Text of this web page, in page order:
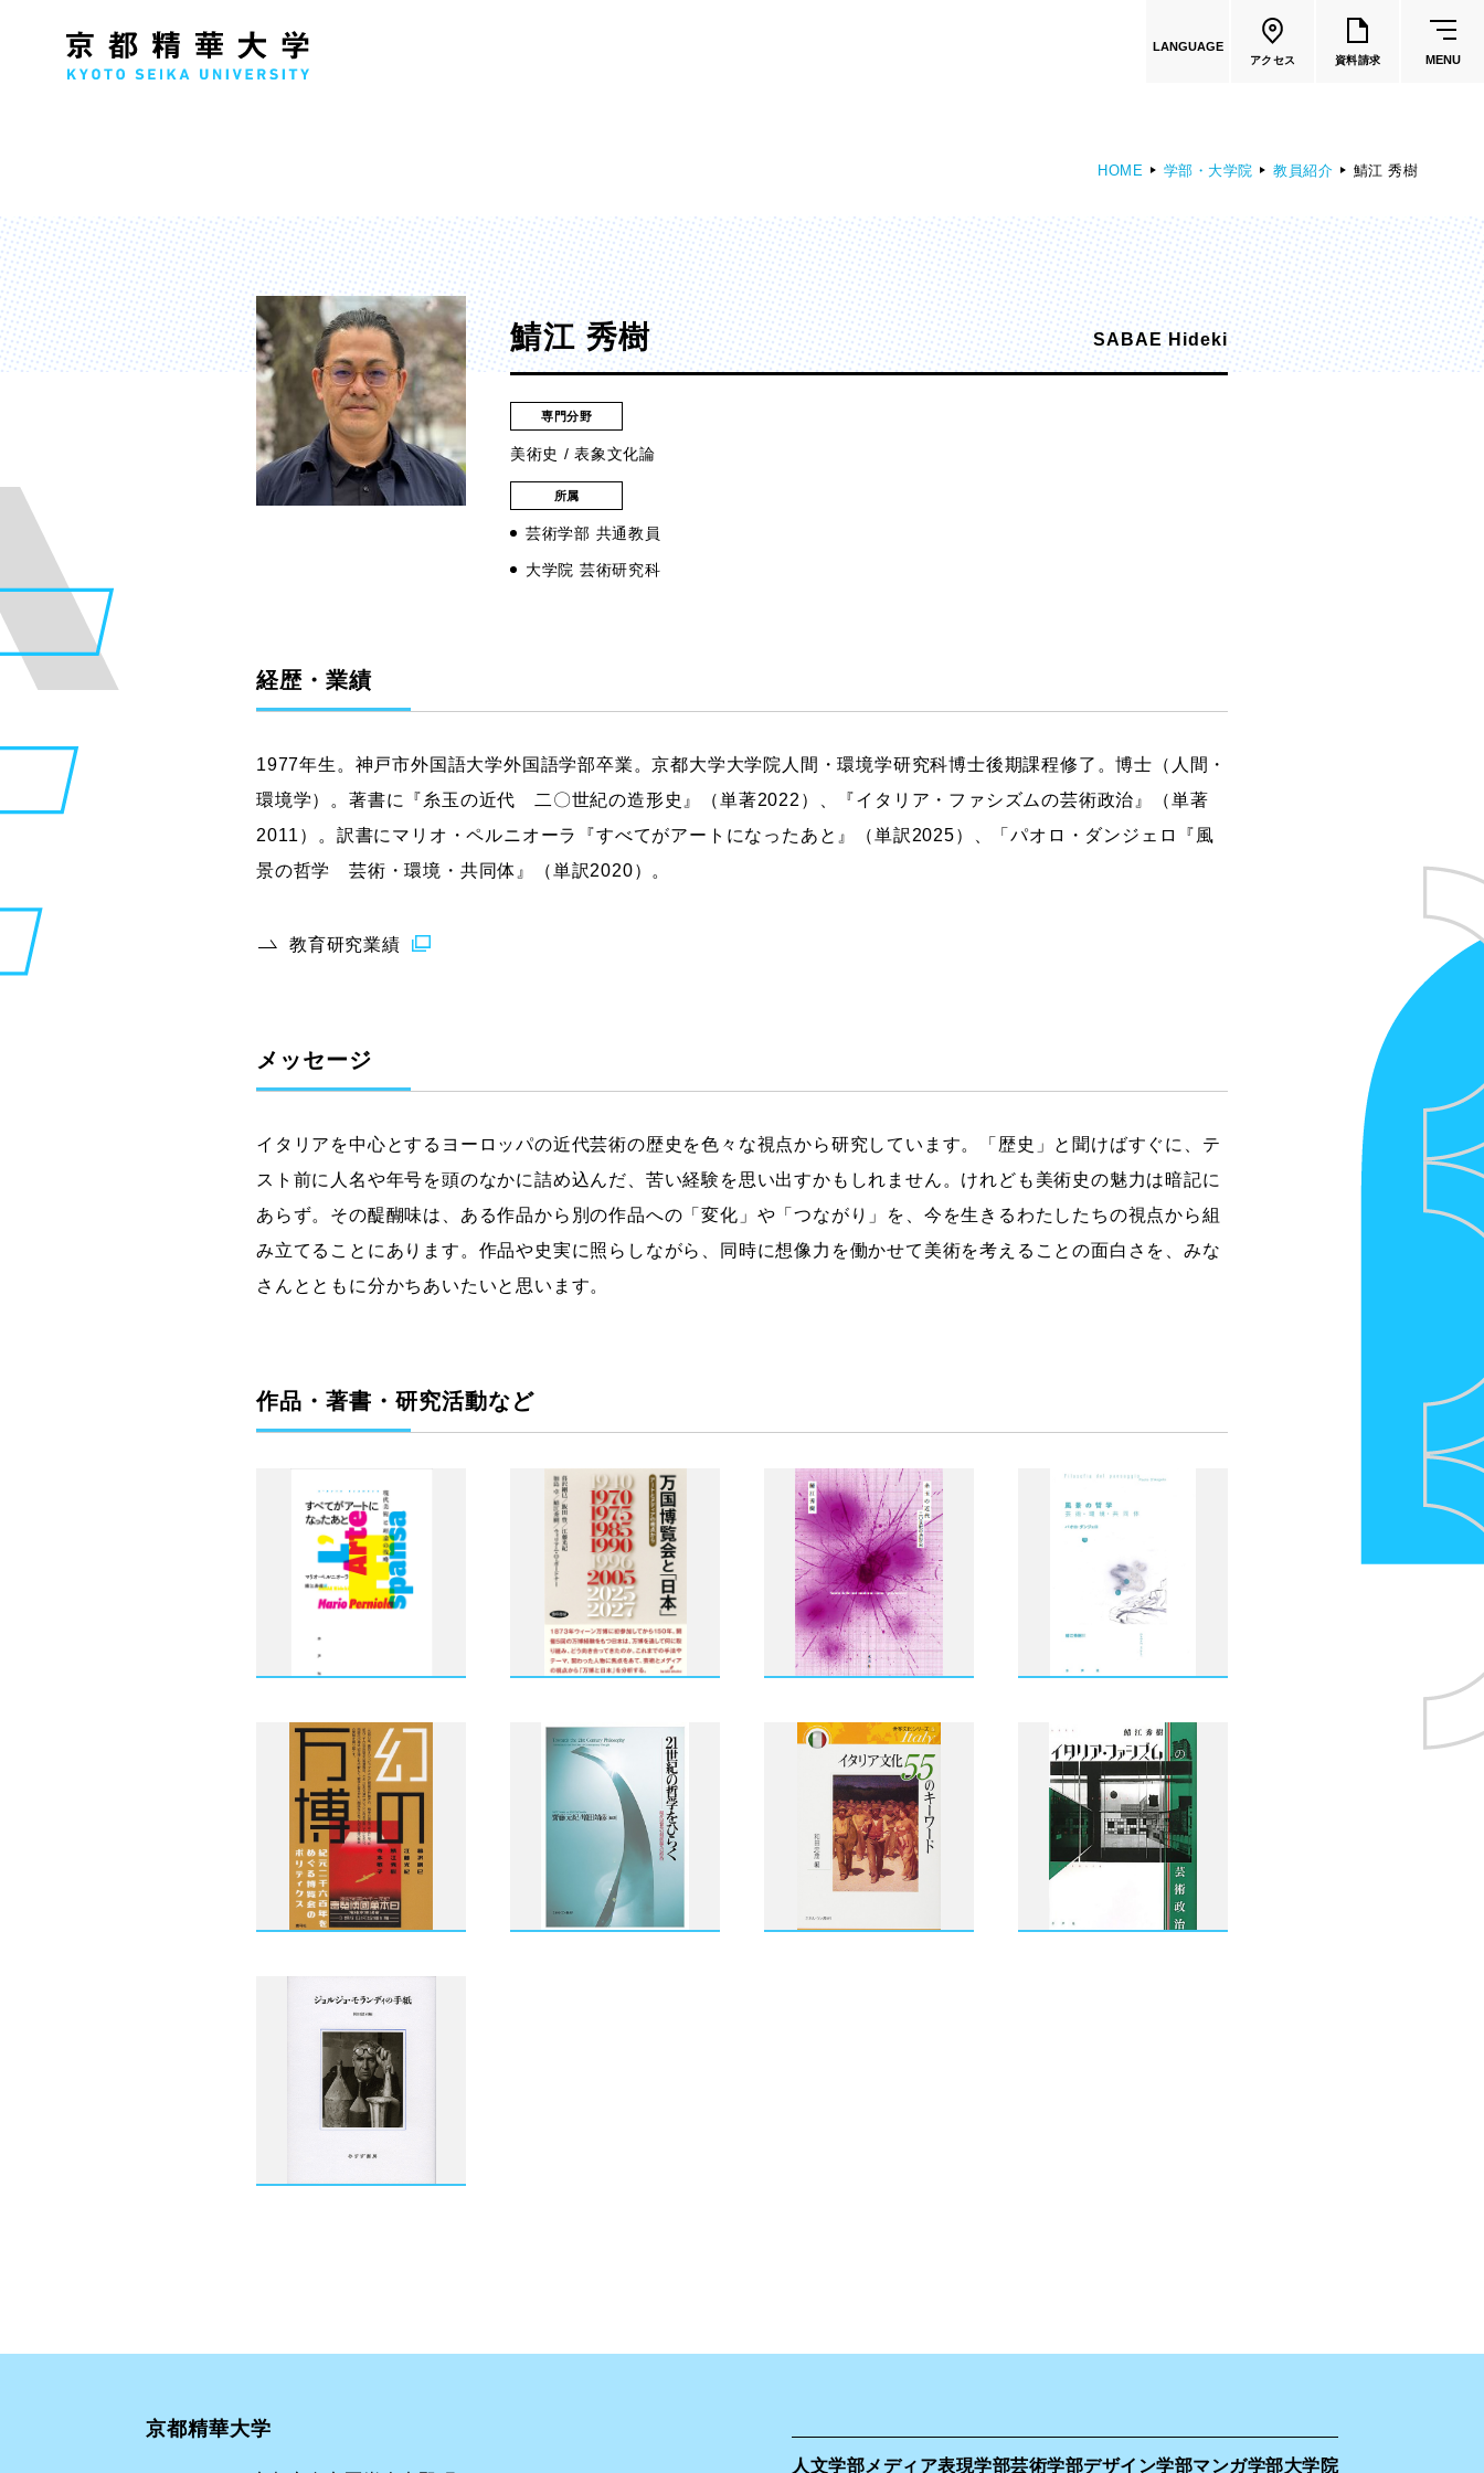
LANGUAGE
アクセス 資料請求 MENU
人文学部
歴史コース
文学コース
社会コース
国際文化コース
国際日本学コース
メディア表現学部
メディア表現学科
芸術学部
造形学科
デザイン学部 マンガ学部
ストーリーマンガコース
新世代マンガコース
共通教育
教員一覧
国際文化学部
HOME 学部・大学院 教員紹介 鯖江 秀樹
鯖江 秀樹 SABAE Hideki
専門分野
美術史 / 表象文化論
所属
芸術学部 共通教員
大学院 芸術研究科
経歴・業績
1977年生。神戸市外国語大学外国語学部卒業。京都大学大学院人間・環境学研究科博士後期課程修了。博士（人間・
環境学）。著書に『糸玉の近代 二〇世紀の造形史』（単著2022）、『イタリア・ファシズムの芸術政治』（単著
2011）。訳書にマリオ・ペルニオーラ『すべてがアートになったあと』（単訳2025）、「パオロ・ダンジェロ『風
景の哲学 芸術・環境・共同体』（単訳2020）。
教育研究業績
メッセージ
イタリアを中心とするヨーロッパの近代芸術の歴史を色々な視点から研究しています。「歴史」と聞けばすぐに、テ
スト前に人名や年号を頭のなかに詰め込んだ、苦い経験を思い出すかもしれません。けれども美術史の魅力は暗記に
あらず。その醍醐味は、ある作品から別の作品への「変化」や「つながり」を、今を生きるわたしたちの視点から組
み立てることにあります。作品や史実に照らしながら、同時に想像力を働かせて美術を考えることの面白さを、みな
さんとともに分かちあいたいと思います。
作品・著書・研究活動など
京都精華大学
人文学部メディア表現学部芸術学部デザイン学部マンガ学部大学院